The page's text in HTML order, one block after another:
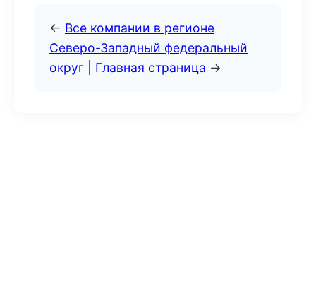
← Все компании в регионе
Северо-Западный федеральный
округ
Главная страница →